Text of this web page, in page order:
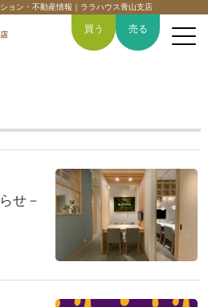
ョン・不動産情報｜ララハウス青山支店
トップページ
買いたい
売りたい
空間デザイン事例
買う 売る
せ－